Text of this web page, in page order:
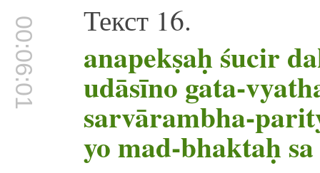
00:06:01 Текст 16.
anapekṣaḥ śucir
udāsīno gata-
sarvārambha-
yo mad-bhaktaḥ